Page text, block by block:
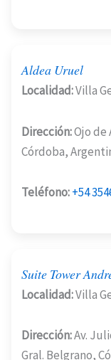
Aldea Uruel
Localidad:Villa
Dirección:Ojo de
Córdoba,
Teléfono:+54
Suite Tower
Localidad:Villa
Dirección:Av.
Gral. Belgrano,